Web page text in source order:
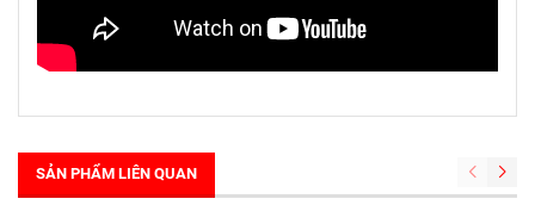
SẢN PHẨM LIÊN QUAN